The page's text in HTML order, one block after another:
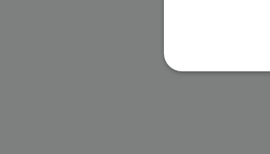
I cookie strettamente